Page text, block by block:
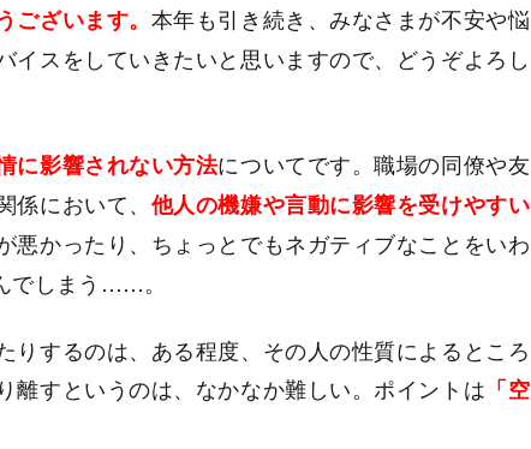
ざいます。 本年も引き続き、みなさまが不安や悩
イスをしていきたいと思いますので、どうぞよろし
に影響されない方法についてです。職場の同僚や友
において、 他人の機嫌や言動に影響を受けやすい
悪かったり、ちょっとでもネガティブなことをいわ
でしまう……。
りするのは、ある程度、その人の性質によるところ
離すというのは、なかなか難しい。ポイントは 「空